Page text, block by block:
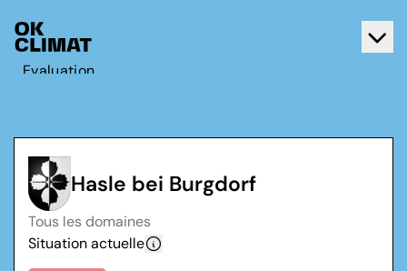
Evaluation
Contact
Français
Deutsch
Hasle bei Burgdorf
Tous les domaines
Situation actuelle